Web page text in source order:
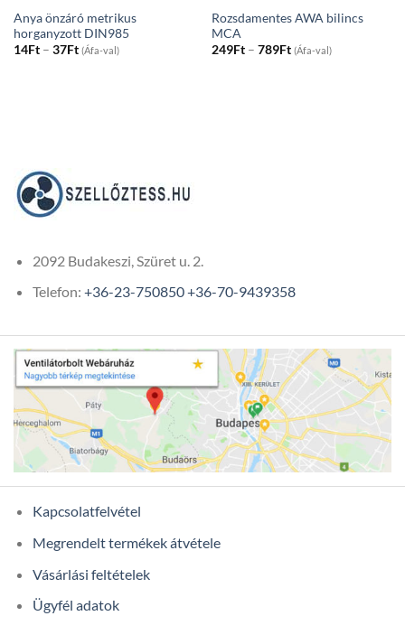
Anya önzáró metrikus
horganyzott DIN985
14Ft – 37FtPrice
range:
(Áfa-val)
Rozsdamentes AWA bilincs
MCA
249Ft – 789FtPrice
range:
(Áfa-val)
2092 Budakeszi, Szüret u. 2.
Telefon: +36-23-750850+36-70-9439358
Kapcsolatfelvétel
Megrendelt termékek átvétele
Vásárlási feltételek
Ügyfél adatok